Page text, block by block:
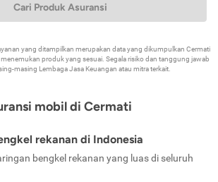
Cari Produk Asuransi
yang ditampilkan merupakan data yang dikumpulkan Cermati
produk yang sesuai. Segala risiko dan tanggung jawab
masing Lembaga Jasa Keuangan atau mitra terkait.
mobil di Cermati
rekanan di Indonesia
bengkel rekanan yang luas di seluruh